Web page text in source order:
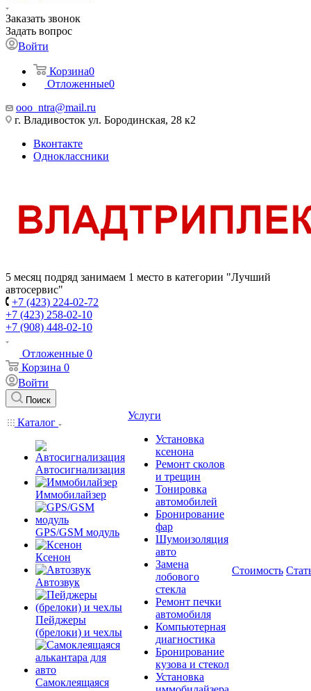
Заказать звонок
Задать вопрос
Войти
Корзина0
Отложенные0
ooo_ntra@mail.ru
г. Владивосток ул. Бородинская, 28 к2
Вконтакте
Одноклассники
5 месяц подряд занимаем 1 место в категории "Лучший
автосервис"
+7 (423) 224-02-72
+7 (423) 258-02-10
+7 (908) 448-02-10
Отложенные 0
Корзина 0
Войти
Поиск
Каталог
Автосигнализация
Иммобилайзер
GPS/GSM модуль
Ксенон
Автозвук
Пейджеры
(брелоки) и чехлы
Самоклеящаяся
Услуги
Установка
ксенона
Ремонт сколов
и трещин
Тонировка
автомобилей
Бронирование
фар
Шумоизоляция
авто
Замена
лобового
стекла
Ремонт печки
автомобиля
Компьютерная
диагностика
Бронирование
кузова и стекол
Установка
Стоимость